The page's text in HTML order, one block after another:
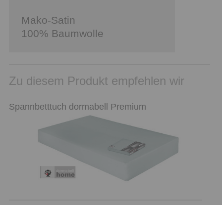
Mako-Satin
100% Baumwolle
Zu diesem Produkt empfehlen wir
Spannbetttuch dormabell Premium